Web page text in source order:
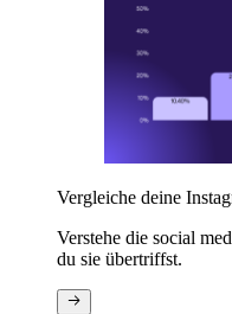
Vergleiche deine
Verstehe die social
du sie übertriffst.